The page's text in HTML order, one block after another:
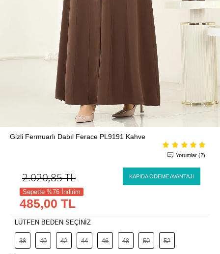
Gizli Fermuarlı Dabıl Ferace PL9191 Kahve
Yorumlar (2)
2.020,85TL KAPIDA ÖDEME AVANTAJI
Sepette %76 İndirim
485,00 TL
LÜTFEN BEDEN SEÇİNİZ
38 40 42 44 46 48 50 52